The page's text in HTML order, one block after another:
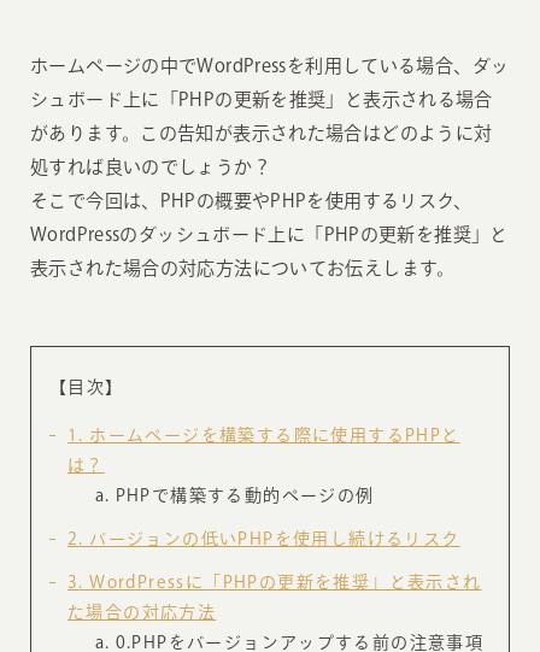
ホームページの中でWordPressを利用している場合、ダッ
シュボード上に「PHPの更新を推奨」と表示される場合
があります。この告知が表示された場合はどのように対
処すれば良いのでしょうか？
そこで今回は、PHPの概要やPHPを使用するリスク、
WordPressのダッシュボード上に「PHPの更新を推奨」と
表示された場合の対応方法についてお伝えします。
【目次】
1
ホームページを構築する際に使用するPHPと
は？
PHPで構築する動的ページの例
2 バージョンの低いPHPを使用し続けるリスク
3
WordPressに「PHPの更新を推奨」と表示され
た場合の対応方法
0.PHPをバージョンアップする前の注意事項